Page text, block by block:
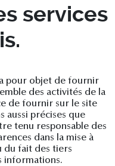
services
pour objet de fournir
des activités de la
de fournir sur le site
aussi précises que
tenu responsable des
dans la mise à
du fait des tiers
informations.